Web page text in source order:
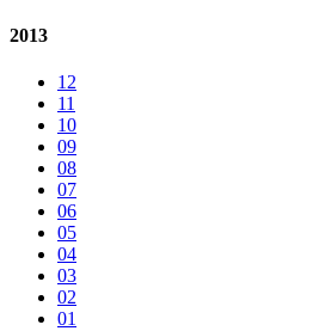
2013
12
11
10
09
08
07
06
05
04
03
02
01